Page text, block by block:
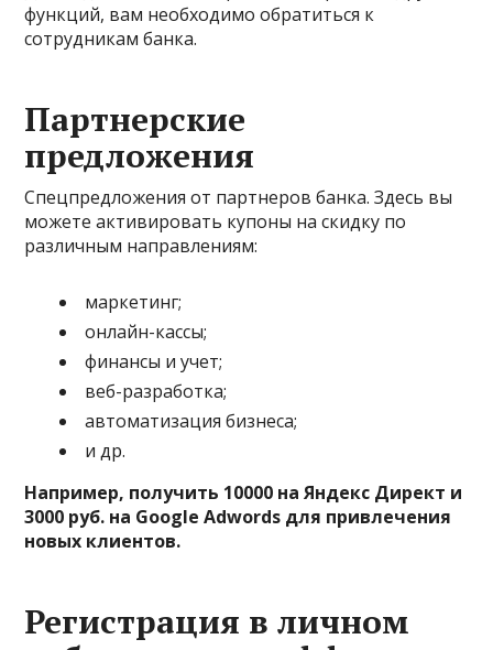
функций, вам необходимо обратиться к
сотрудникам банка.
Партнерские
предложения
Спецпредложения от партнеров банка. Здесь вы
можете активировать купоны на скидку по
различным направлениям:
маркетинг;
онлайн-кассы;
финансы и учет;
веб-разработка;
автоматизация бизнеса;
и др.
Например, получить 10000 на Яндекс Директ и
3000 руб. на Google Adwords для привлечения
новых клиентов.
Регистрация в личном